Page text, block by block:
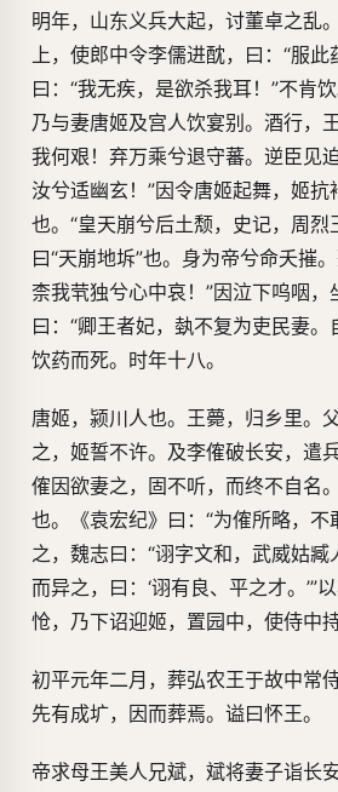
明年，山东义兵大起，讨董卓之乱
上，使郎中令李儒进酖，曰：“服此
曰：“我无疾，是欲杀我耳！”不肯
乃与妻唐姬及宫人饮宴别。酒行，
我何艰！弃万乘兮退守蕃。逆臣见
汝兮适幽玄！”因令唐姬起舞，姬
也。“皇天崩兮后土颓，史记，周烈
曰“天崩地坼”也。身为帝兮命夭摧
柰我茕独兮心中哀！”因泣下呜咽，
曰：“卿王者妃，埶不复为吏民妻。
饮药而死。时年十八。
唐姬，颍川人也。王薨，归乡里。
之，姬誓不许。及李傕破长安，遣
傕因欲妻之，固不听，而终不自名
也。《袁宏纪》曰：“为傕所略，不
之，魏志曰：“诩字文和，武威姑
而异之，曰：‘诩有良、平之才。’”
怆，乃下诏迎姬，置园中，使侍中
初平元年二月，葬弘农王于故中常
先有成圹，因而葬焉。谥曰怀王。
帝求母王美人兄斌，斌将妻子诣长